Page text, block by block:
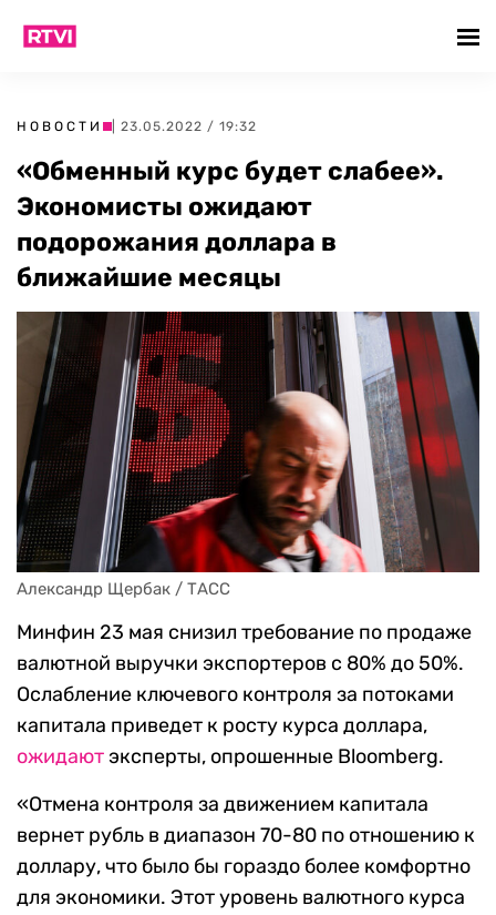
НОВОСТИ | 23.05.2022 / 19:32
«Обменный курс будет слабее».
Экономисты ожидают
подорожания доллара в
ближайшие месяцы
Александр Щербак / ТАСС
Минфин 23 мая снизил требование по продаже
валютной выручки экспортеров с 80% до 50%.
Ослабление ключевого контроля за потоками
капитала приведет к росту курса доллара,
ожидают эксперты, опрошенные Bloomberg.
«Отмена контроля за движением капитала
вернет рубль в диапазон 70-80 по отношению к
доллару, что было бы гораздо более комфортно
для экономики. Этот уровень валютного курса